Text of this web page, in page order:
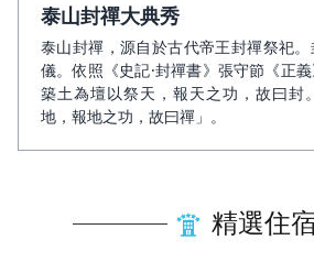
泰山封禪大典秀
泰山封禪，源自於古代帝王封禪祭祀
儀。依照《史記·封禪書》張守節《正
築土為壇以祭天，報天之功，故曰封
地，報地之功，故曰禪」。
精選住